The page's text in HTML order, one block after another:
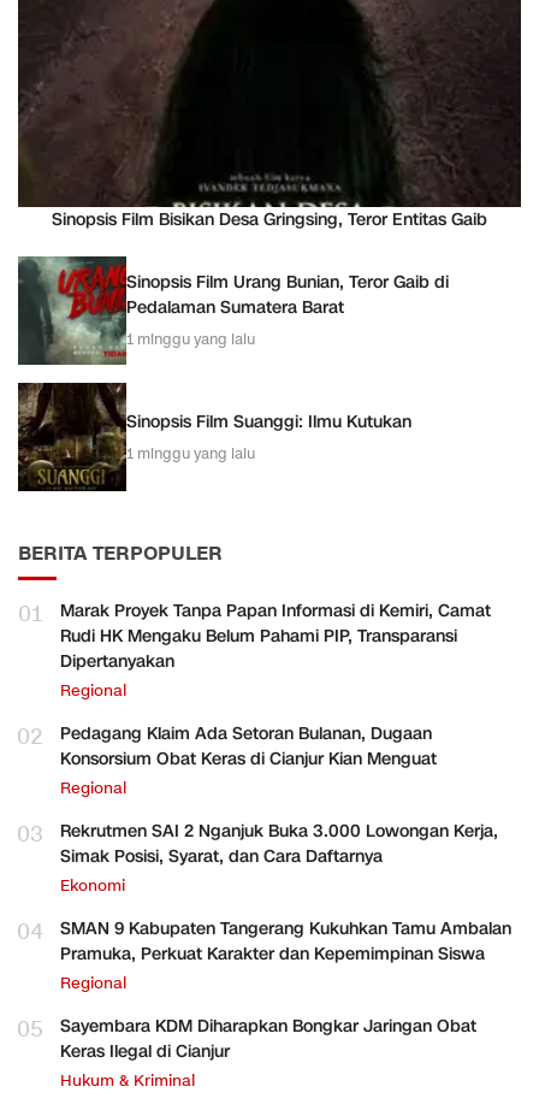
Sinopsis Film Bisikan Desa Gringsing, Teror Entitas Gaib
Sinopsis Film Urang Bunian, Teror Gaib di
Pedalaman Sumatera Barat
1 minggu yang lalu
Sinopsis Film Suanggi: Ilmu Kutukan
1 minggu yang lalu
BERITA TERPOPULER
01
Marak Proyek Tanpa Papan Informasi di Kemiri, Camat
Rudi HK Mengaku Belum Pahami PIP, Transparansi
Dipertanyakan
Regional
02
Pedagang Klaim Ada Setoran Bulanan, Dugaan
Konsorsium Obat Keras di Cianjur Kian Menguat
Regional
03
Rekrutmen SAI 2 Nganjuk Buka 3.000 Lowongan Kerja,
Simak Posisi, Syarat, dan Cara Daftarnya
Ekonomi
04
SMAN 9 Kabupaten Tangerang Kukuhkan Tamu Ambalan
Pramuka, Perkuat Karakter dan Kepemimpinan Siswa
Regional
05
Sayembara KDM Diharapkan Bongkar Jaringan Obat
Keras Ilegal di Cianjur
Hukum & Kriminal